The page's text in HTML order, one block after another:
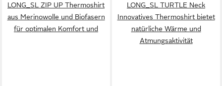
LONG_SL ZIP UP Thermoshirt
aus Merinowolle und Biofasern
für optimalen Komfort und
LONG_SL TURTLE Neck
Innovatives Thermoshirt bietet
natürliche Wärme und
Atmungsaktivität